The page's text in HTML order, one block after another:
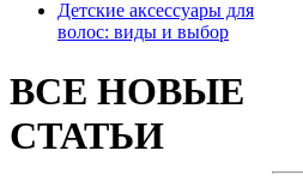
Детские аксессуары для
волос: виды и выбор
ВСЕ НОВЫЕ
СТАТЬИ